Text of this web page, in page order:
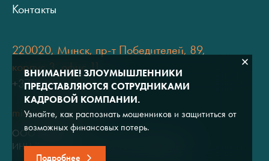
Контакты
220020, Минск, пр-т Победителей, 89,
корпус 3, офис 11
+375 (17) 334 80 07
minsk@adviros.by
ООО "Адвирос"
ИНН 7714572528 / ОГРН 1047796766380
ВНИМАНИЕ! ЗЛОУМЫШЛЕННИКИ
ПРЕДСТАВЛЯЮТСЯ СОТРУДНИКАМИ
КАДРОВОЙ КОМПАНИИ.
Узнайте, как распознать мошенников и защититься от
возможных финансовых потерь.
Подробнее